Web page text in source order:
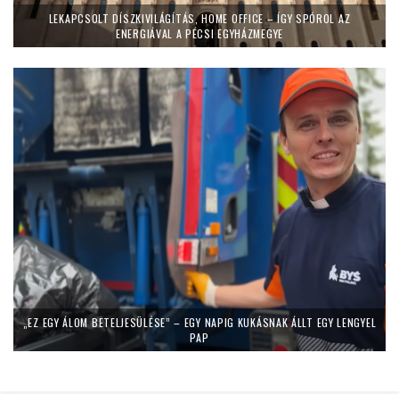
LEKAPCSOLT DÍSZKIVILÁGÍTÁS, HOME OFFICE – ÍGY SPÓROL AZ
ENERGIÁVAL A PÉCSI EGYHÁZMEGYE
„EZ EGY ÁLOM BETELJESÜLÉSE” – EGY NAPIG KUKÁSNAK ÁLLT EGY LENGYEL
PAP